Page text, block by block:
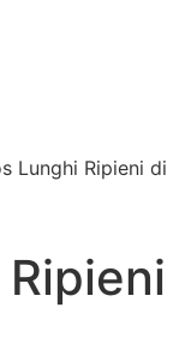
Lunghi Ripieni di